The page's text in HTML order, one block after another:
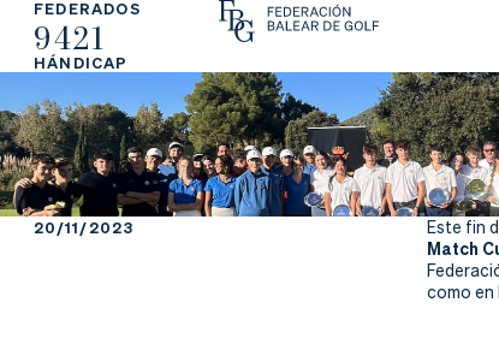
FEDERADOS
9421
HÁNDICAP
La
Fe
de
ra
Fe
de
ra
rs
Ju
ga
r
20/11/2023 Este fin
Match
como en